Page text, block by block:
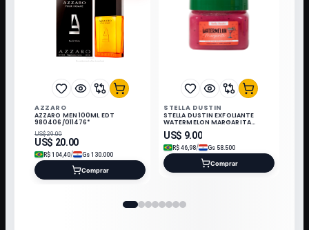
AZZARO
AZZARO MEN 100ML EDT
980406/011476*
US$29.00
US$ 20.00
R$ 104,40/ Gs 130.000
Comprar
STELLA DUSTIN
STELLA DUSTIN EXFOLIANTE
WATERMELON MARGARITA
500GR 385833
US$ 9.00
R$ 46,98/ Gs 58.500
Comprar